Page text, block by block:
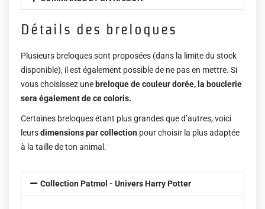
Détails des breloques
Plusieurs breloques sont proposées (dans la limite du stock
disponible), il est également possible de ne pas en mettre. Si
vous choisissez une breloque de couleur dorée, la bouclerie
sera également de ce coloris.
Certaines breloques étant plus grandes que d’autres, voici
leursdimensions par collection pour choisir la plus adaptée
à la taille de ton animal.
Collection Patmol - Univers Harry Potter